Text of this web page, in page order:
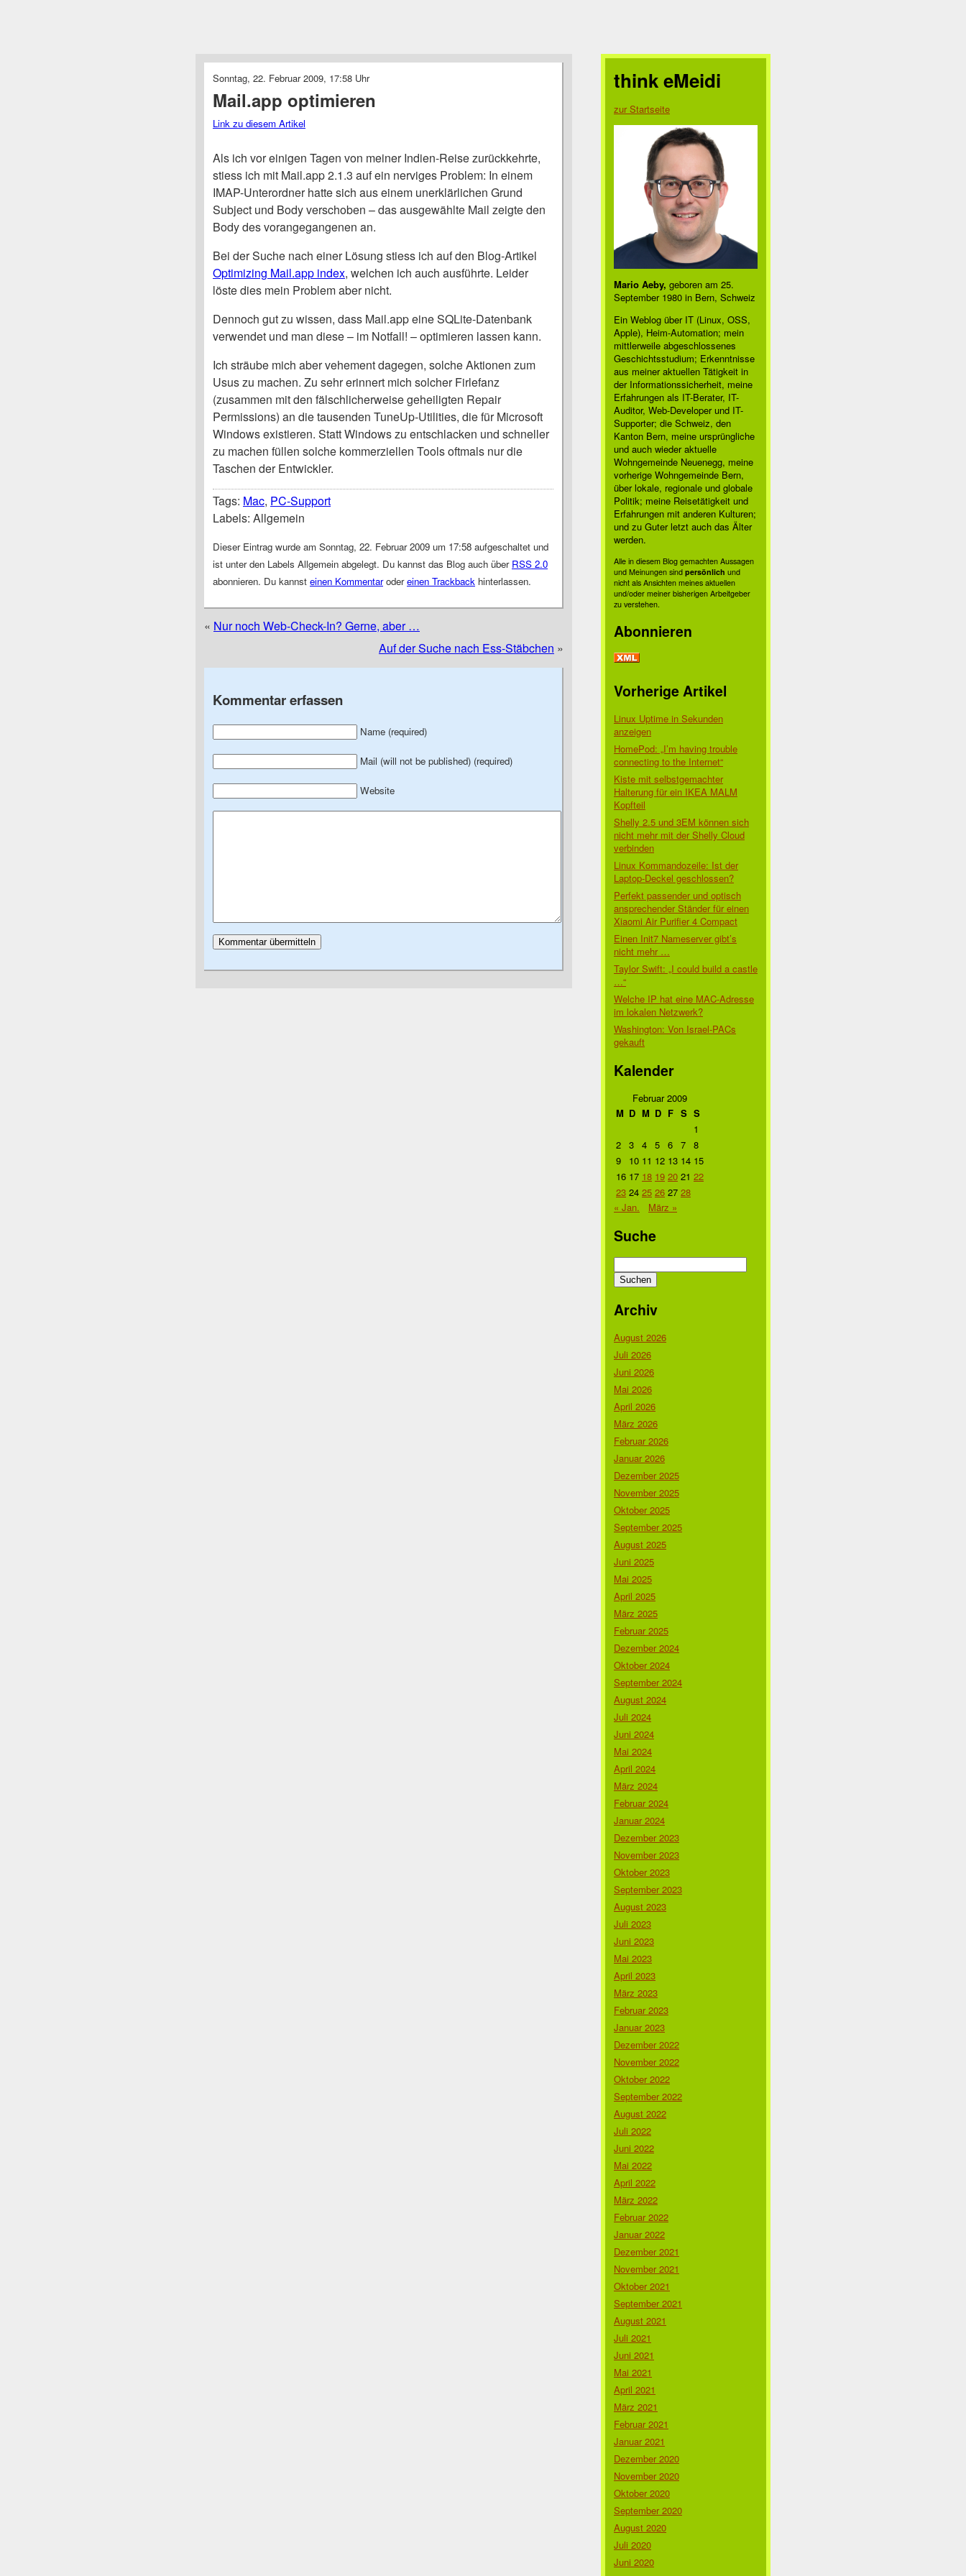
Sonntag, 22. Februar 2009, 17:58 Uhr
Mail.app optimieren
Link zu diesem Artikel
Als ich vor einigen Tagen von meiner Indien-Reise zurückkehrte,
stiess ich mit Mail.app 2.1.3 auf ein nerviges Problem: In einem
IMAP-Unterordner hatte sich aus einem unerklärlichen Grund
Subject und Body verschoben – das ausgewählte Mail zeigte den
Body des vorangegangenen an.
Bei der Suche nach einer Lösung stiess ich auf den Blog-Artikel
Optimizing Mail.app index, welchen ich auch ausführte. Leider
löste dies mein Problem aber nicht.
Dennoch gut zu wissen, dass Mail.app eine SQLite-Datenbank
verwendet und man diese – im Notfall! – optimieren lassen kann.
Ich sträube mich aber vehement dagegen, solche Aktionen zum
Usus zu machen. Zu sehr erinnert mich solcher Firlefanz
(zusammen mit den fälschlicherweise geheiligten Repair
Permissions) an die tausenden TuneUp-Utilities, die für Microsoft
Windows existieren. Statt Windows zu entschlacken und schneller
zu machen füllen solche kommerziellen Tools oftmals nur die
Taschen der Entwickler.
Tags: Mac, PC-Support
Labels: Allgemein
Dieser Eintrag wurde am Sonntag, 22. Februar 2009 um 17:58 aufgeschaltet und
ist unter den Labels Allgemein abgelegt. Du kannst das Blog auch über RSS 2.0
abonnieren. Du kannst einen Kommentarodereinen Trackback hinterlassen.
« Nur noch Web-Check-In? Gerne, aber …
Auf der Suche nach Ess-Stäbchen »
Kommentar erfassen
Name (required)
Mail (will not be published) (required)
Website
think eMeidi
zur Startseite
Mario Aeby, geboren am 25.
September 1980 in Bern, Schweiz
Ein Weblog über IT (Linux, OSS,
Apple), Heim-Automation; mein
mittlerweile abgeschlossenes
Geschichtsstudium; Erkenntnisse
aus meiner aktuellen Tätigkeit in
der Informationssicherheit, meine
Erfahrungen als IT-Berater, IT-
Auditor, Web-Developer und IT-
Supporter; die Schweiz, den
Kanton Bern, meine ursprüngliche
und auch wieder aktuelle
Wohngemeinde Neuenegg, meine
vorherige Wohngemeinde Bern,
über lokale, regionale und globale
Politik; meine Reisetätigkeit und
Erfahrungen mit anderen Kulturen;
und zu Guter letzt auch das Älter
werden.
Alle in diesem Blog gemachten Aussagen
und Meinungen sind persönlich und
nicht als Ansichten meines aktuellen
und/oder meiner bisherigen Arbeitgeber
zu verstehen.
Abonnieren
Vorherige Artikel
Linux Uptime in Sekunden
anzeigen
HomePod: „I’m having trouble
connecting to the Internet“
Kiste mit selbstgemachter
Halterung für ein IKEA MALM
Kopfteil
Shelly 2.5 und 3EM können sich
nicht mehr mit der Shelly Cloud
verbinden
Linux Kommandozeile: Ist der
Laptop-Deckel geschlossen?
Perfekt passender und optisch
ansprechender Ständer für einen
Xiaomi Air Purifier 4 Compact
Einen Init7 Nameserver gibt’s
nicht mehr …
Taylor Swift: „I could build a castle
…“
Welche IP hat eine MAC-Adresse
im lokalen Netzwerk?
Washington: Von Israel-PACs
gekauft
Kalender
Februar 2009
M D M D F S S
1
2 3 4 5 6 7 8
9
10 11 12 13 14 15
16 17 18 19 20 21 22
23 24 25 26 27 28
« Jan.
März »
Suche
nach:
Archiv
August 2026
Juli 2026
Juni 2026
Mai 2026
April 2026
März 2026
Februar 2026
Januar 2026
Dezember 2025
November 2025
Oktober 2025
September 2025
August 2025
Juni 2025
Mai 2025
April 2025
März 2025
Februar 2025
Dezember 2024
Oktober 2024
September 2024
August 2024
Juli 2024
Juni 2024
Mai 2024
April 2024
März 2024
Februar 2024
Januar 2024
Dezember 2023
November 2023
Oktober 2023
September 2023
August 2023
Juli 2023
Juni 2023
Mai 2023
April 2023
März 2023
Februar 2023
Januar 2023
Dezember 2022
November 2022
Oktober 2022
September 2022
August 2022
Juli 2022
Juni 2022
Mai 2022
April 2022
März 2022
Februar 2022
Januar 2022
Dezember 2021
November 2021
Oktober 2021
September 2021
August 2021
Juli 2021
Juni 2021
Mai 2021
April 2021
März 2021
Februar 2021
Januar 2021
Dezember 2020
November 2020
Oktober 2020
September 2020
August 2020
Juli 2020
Juni 2020